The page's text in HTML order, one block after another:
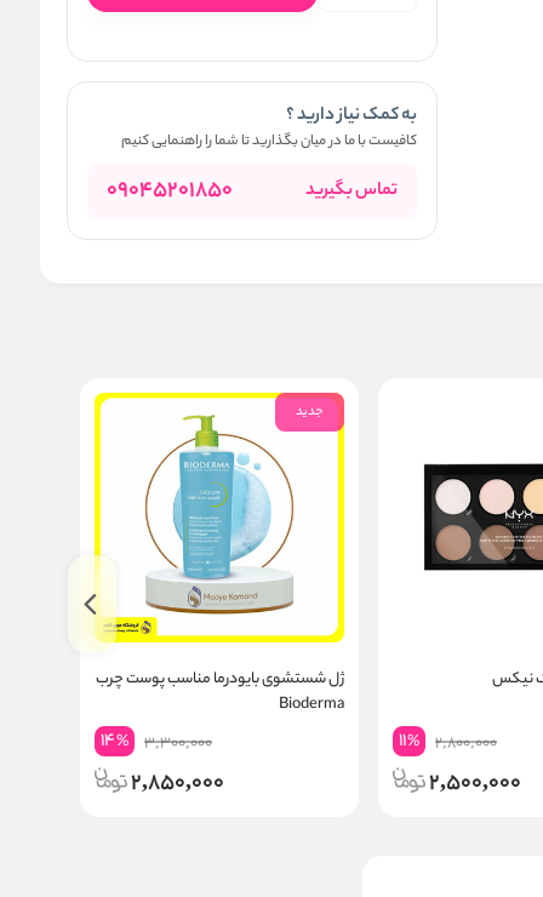
به کمک نیاز دارید ؟
کافیست با ما در میان بگذارید تا شما را راهنمایی کنیم
تماس بگیرید 09045201850
نیکس
2,800,000
11%
2,500,000
جدید
ژل شستشوی بایودرما مناسب پوست چرب
Bioderma
3,300,000
14%
2,850,000